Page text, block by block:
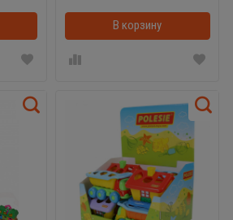
В корзинкеВ корзину